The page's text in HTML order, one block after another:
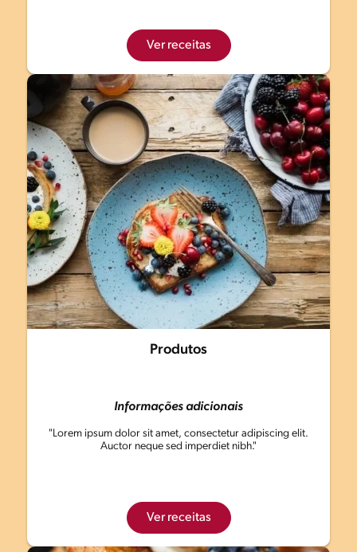
Ver receitas
Produtos
Informações adicionais
"Lorem ipsum dolor sit amet, consectetur adipiscing elit.
Auctor neque sed imperdiet nibh."
Ver receitas